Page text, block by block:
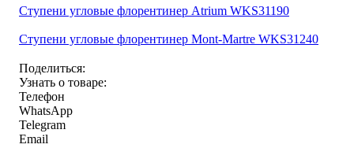
Ступени угловые флорентинер Atrium WKS31190
Ступени угловые флорентинер Mont-Martre WKS31240
Поделиться:
Узнать о товаре:
Телефон
WhatsApp
Telegram
Email